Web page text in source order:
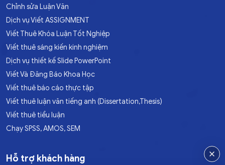
Chỉnh sửa Luận Văn
Dịch vụ Viết ASSIGNMENT
Viết Thuê Khóa Luận Tốt Nghiệp
Viết thuê sáng kiến kinh nghiệm
Dịch vụ thiết kế Slide PowerPoint
Viết Và Đăng Báo Khoa Học
Viết thuê báo cáo thực tập
Viết thuê luận văn tiếng anh (Dissertation,Thesis)
Viết thuê tiểu luận
Chạy SPSS, AMOS, SEM
Hỗ trợ khách hàng